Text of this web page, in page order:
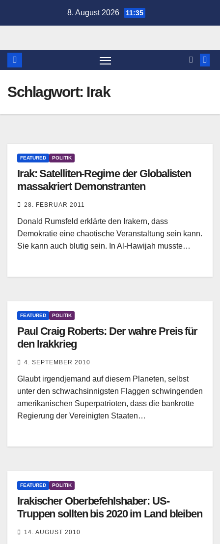
8. August 2026 11:35
Schlagwort: Irak
FEATURED POLITIK
Irak: Satelliten-Regime der Globalisten
massakriert Demonstranten
28. FEBRUAR 2011
Donald Rumsfeld erklärte den Irakern, dass
Demokratie eine chaotische Veranstaltung sein kann.
Sie kann auch blutig sein. In Al-Hawijah musste…
FEATURED POLITIK
Paul Craig Roberts: Der wahre Preis für
den Irakkrieg
4. SEPTEMBER 2010
Glaubt irgendjemand auf diesem Planeten, selbst
unter den schwachsinnigsten Flaggen schwingenden
amerikanischen Superpatrioten, dass die bankrotte
Regierung der Vereinigten Staaten…
FEATURED POLITIK
Irakischer Oberbefehlshaber: US-
Truppen sollten bis 2020 im Land bleiben
14. AUGUST 2010